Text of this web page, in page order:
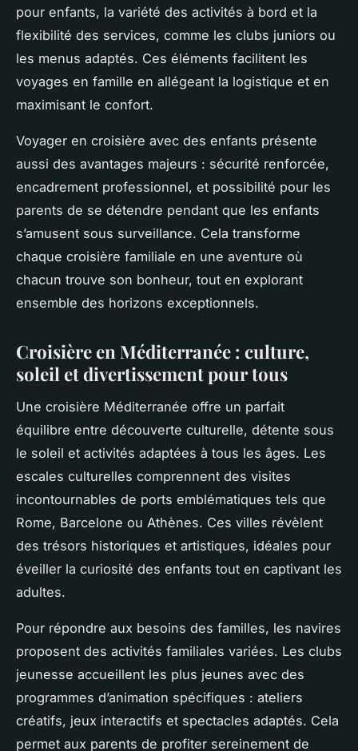
pour enfants, la variété des activités à bord et la
flexibilité des services, comme les clubs juniors ou
les menus adaptés. Ces éléments facilitent les
voyages en famille en allégeant la logistique et en
maximisant le confort.
Voyager en croisière avec des enfants présente
aussi des avantages majeurs : sécurité renforcée,
encadrement professionnel, et possibilité pour les
parents de se détendre pendant que les enfants
s’amusent sous surveillance. Cela transforme
chaque croisière familiale en une aventure où
chacun trouve son bonheur, tout en explorant
ensemble des horizons exceptionnels.
Croisière en Méditerranée : culture,
soleil et divertissement pour tous
Une croisière Méditerranée offre un parfait
équilibre entre découverte culturelle, détente sous
le soleil et activités adaptées à tous les âges. Les
escales culturelles comprennent des visites
incontournables de ports emblématiques tels que
Rome, Barcelone ou Athènes. Ces villes révèlent
des trésors historiques et artistiques, idéales pour
éveiller la curiosité des enfants tout en captivant les
adultes.
Pour répondre aux besoins des familles, les navires
proposent des activités familiales variées. Les clubs
jeunesse accueillent les plus jeunes avec des
programmes d’animation spécifiques : ateliers
créatifs, jeux interactifs et spectacles adaptés. Cela
permet aux parents de profiter sereinement de